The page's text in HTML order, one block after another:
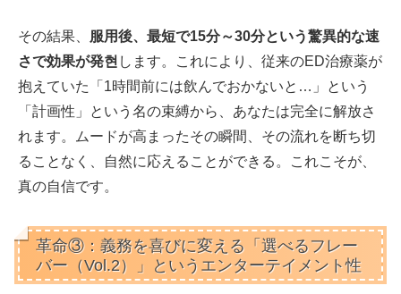
その結果、 服用後、最短で15分～30分という驚異的な速
さで効果が発현 します。これにより、従来のED治療薬が
抱えていた「1時間前には飲んでおかないと…」という
「計画性」という名の束縛から、あなたは完全に解放さ
れます。
ムードが高まったその瞬間、その流れを断ち切
ることなく、自然に応えることができる。
これこそが、
真の自信です。
革命③：義務を喜びに変える「選べるフレー
バー（Vol.2）」というエンターテイメント性